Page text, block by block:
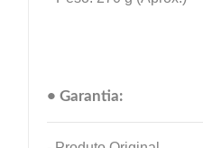
• Garantia: